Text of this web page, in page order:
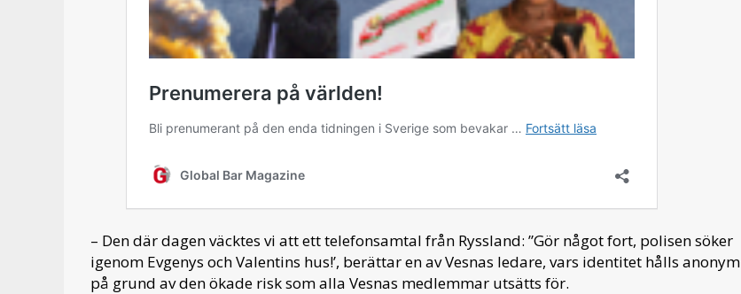
– Den där dagen väcktes vi att ett telefonsamtal från Ryssland: ”Gör något fort, polisen söker
igenom Evgenys och Valentins hus!’, berättar en av Vesnas ledare, vars identitet hålls anonym
på grund av den ökade risk som alla Vesnas medlemmar utsätts för.